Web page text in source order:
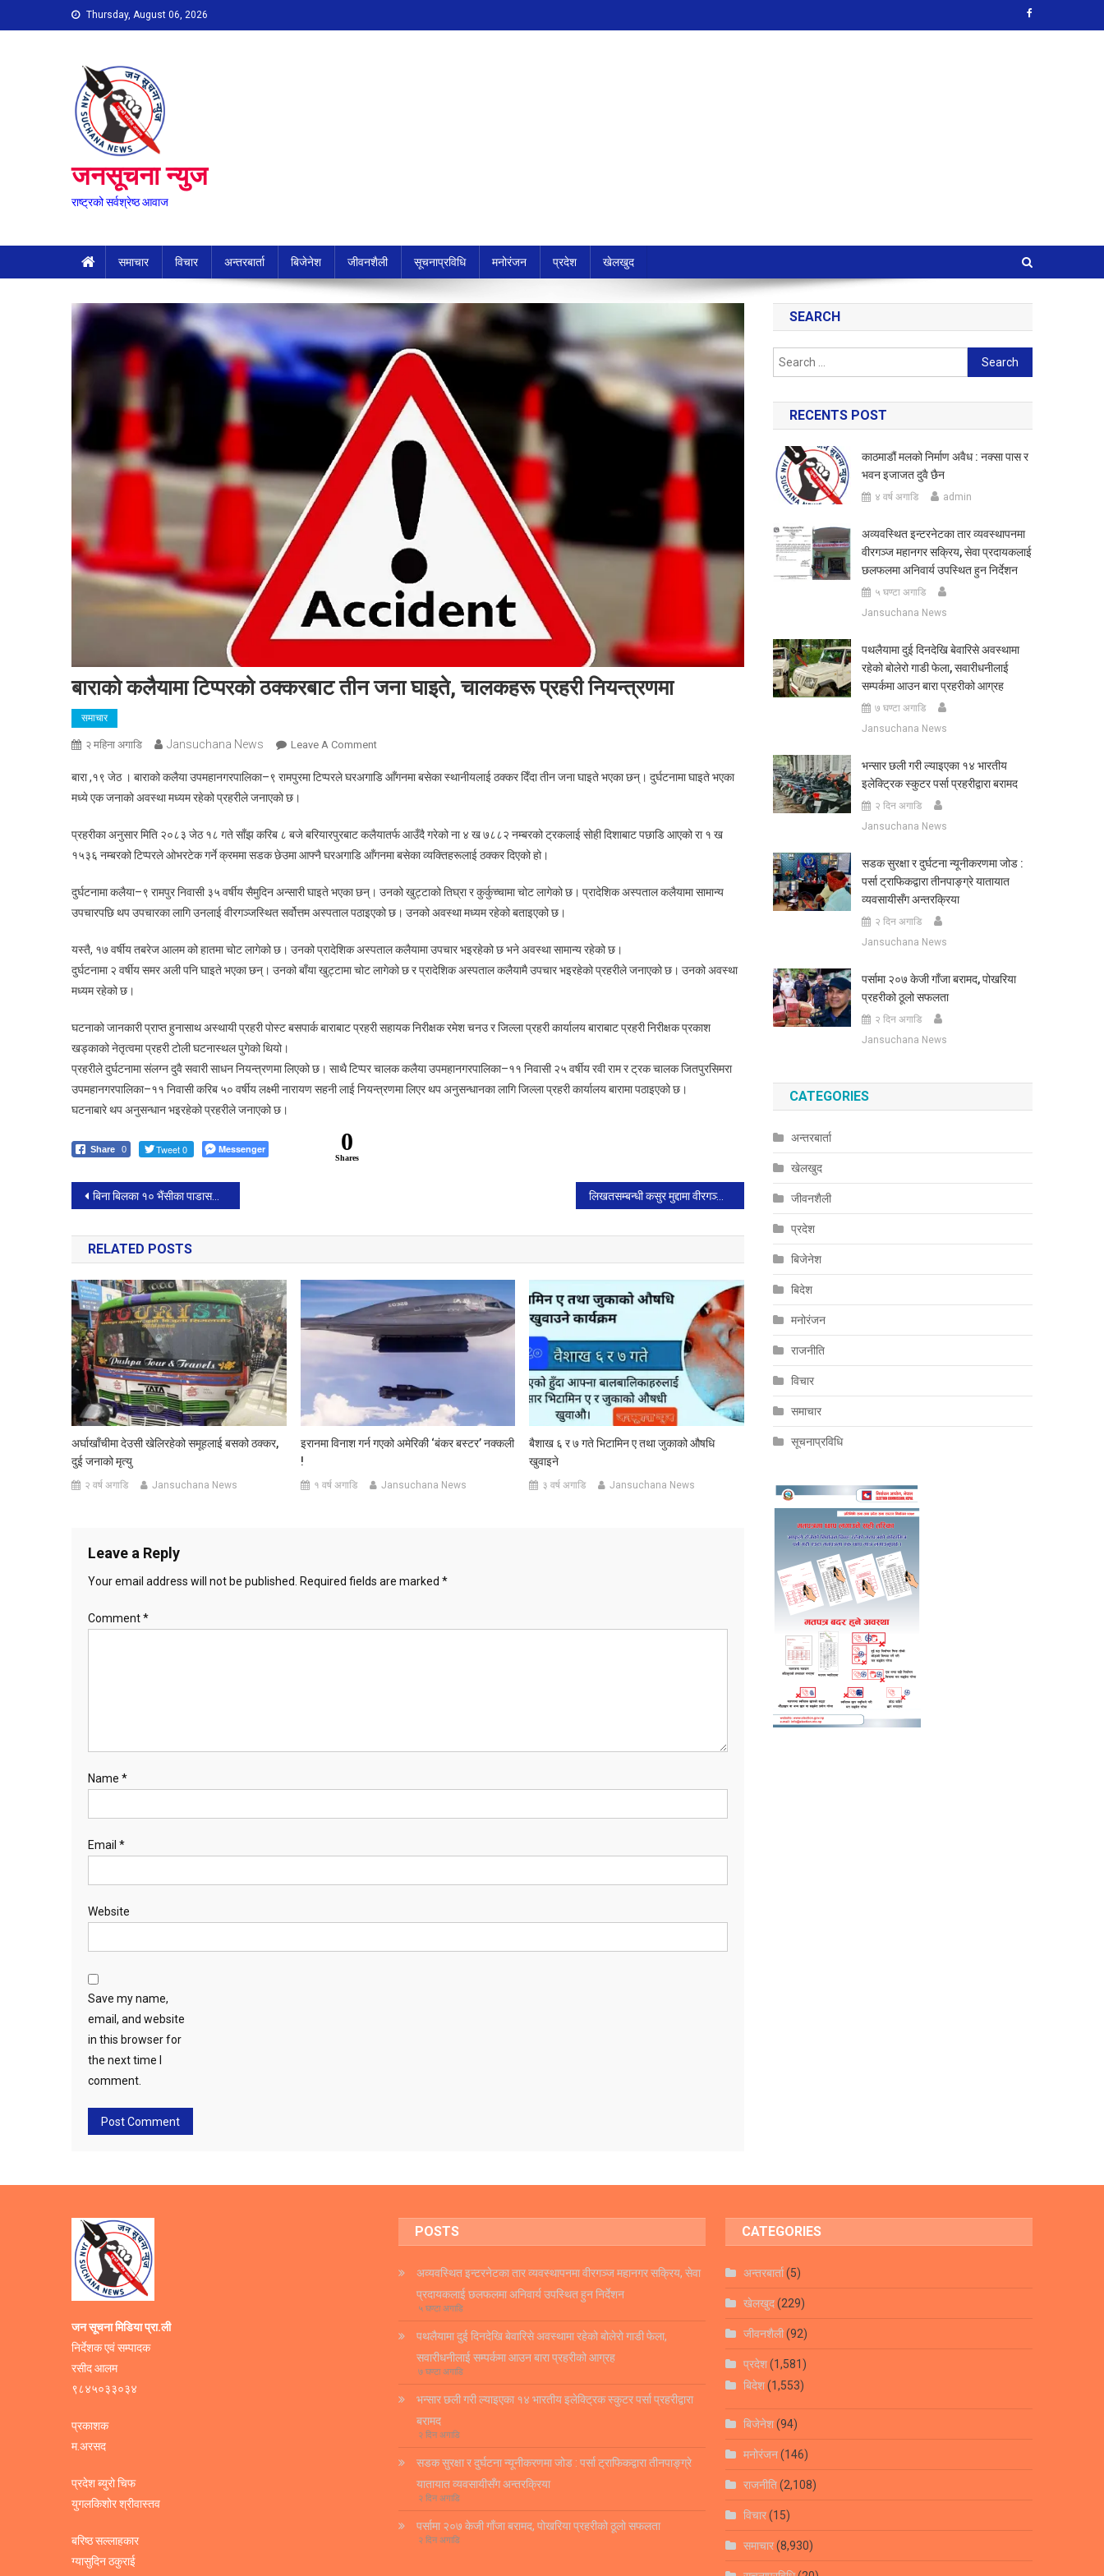
to
Thursday, August 06, 2026
जनसूचना न्युज
राष्ट्रको सर्वश्रेष्ठ आवाज
समाचार विचार अन्तरबार्ता बिजेनेश जीवनशैली सूचनाप्रविधि मनोरंजन प्रदेश खेलखुद
बाराको कलैयामा टिप्परको ठक्करबाट तीन जना घाइते, चालकहरू प्रहरी नियन्त्रणमा
समाचार
२ महिना अगाडि Jansuchana News Leave A CommentOn
कलैयामा
तीन
जना
चालकहरू
प्रहरी
बारा ,१९ जेठ । बाराको कलैया उपमहानगरपालिका–९ रामपुरमा टिप्परले घरअगाडि आँगनमा बसेका स्थानीयलाई ठक्कर दिँदा तीन जना घाइते भएका छन्। दुर्घटनामा घाइते भएका
मध्ये एक जनाको अवस्था मध्यम रहेको प्रहरीले जनाएको छ।
प्रहरीका अनुसार मिति २०८३ जेठ १८ गते साँझ करिब ८ बजे बरियारपुरबाट कलैयातर्फ आउँदै गरेको ना ४ ख ७८८२ नम्बरको ट्रकलाई सोही दिशाबाट पछाडि आएको रा १ ख
१५३६ नम्बरको टिप्परले ओभरटेक गर्ने क्रममा सडक छेउमा आफ्नै घरअगाडि आँगनमा बसेका व्यक्तिहरूलाई ठक्कर दिएको हो।
दुर्घटनामा कलैया–९ रामपुर निवासी ३५ वर्षीय सैमुदिन अन्सारी घाइते भएका छन्। उनको खुट्टाको तिघ्रा र कुर्कुच्चामा चोट लागेको छ। प्रादेशिक अस्पताल कलैयामा सामान्य
उपचारपछि थप उपचारका लागि उनलाई वीरगञ्जस्थित सर्वोत्तम अस्पताल पठाइएको छ। उनको अवस्था मध्यम रहेको बताइएको छ।
यस्तै, १७ वर्षीय तबरेज आलम को हातमा चोट लागेको छ। उनको प्रादेशिक अस्पताल कलैयामा उपचार भइरहेको छ भने अवस्था सामान्य रहेको छ।
दुर्घटनामा २ वर्षीय समर अली पनि घाइते भएका छन्। उनको बाँया खुट्टामा चोट लागेको छ र प्रादेशिक अस्पताल कलैयामै उपचार भइरहेको प्रहरीले जनाएको छ। उनको अवस्था
मध्यम रहेको छ।
घटनाको जानकारी प्राप्त हुनासाथ अस्थायी प्रहरी पोस्ट बसपार्क बाराबाट प्रहरी सहायक निरीक्षक रमेश चनउ र जिल्ला प्रहरी कार्यालय बाराबाट प्रहरी निरीक्षक प्रकाश
खड्काको नेतृत्वमा प्रहरी टोली घटनास्थल पुगेको थियो।
प्रहरीले दुर्घटनामा संलग्न दुवै सवारी साधन नियन्त्रणमा लिएको छ। साथै टिप्पर चालक कलैया उपमहानगरपालिका–११ निवासी २५ वर्षीय रवी राम र ट्रक चालक जितपुरसिमरा
उपमहानगरपालिका–११ निवासी करिब ५० वर्षीय लक्ष्मी नारायण सहनी लाई नियन्त्रणमा लिएर थप अनुसन्धानका लागि जिल्ला प्रहरी कार्यालय बारामा पठाइएको छ।
घटनाबारे थप अनुसन्धान भइरहेको प्रहरीले जनाएको छ।
Share 0 Tweet 0 Messenger 0
Shares
Post
navigation
बिना बिलका १० भैंसीका पाडासहित बोलेरो र तीन जना नियन्त्रणमा, भन्सार कार्यालय बुझाइयो लिखतसम्बन्धी कसुर मुद्दामा वीरगञ्ज महानगरपालिकाका मेयर राजेशमान सिंह पक्राउ
RELATED POSTS
अर्घाखाँचीमा देउसी खेलिरहेको समूहलाई बसको ठक्कर,
दुई जनाको मृत्यु
२ वर्ष अगाडि Jansuchana News
इरानमा विनाश गर्न गएको अमेरिकी ‘बंकर बस्टर’ नक्कली
!
१ वर्ष अगाडि Jansuchana News
बैशाख ६ र ७ गते भिटामिन ए तथा जुकाको औषधि
खुवाइने
३ वर्ष अगाडि Jansuchana News
Leave a Reply
Your email address will not be published. Required fields are marked *
Comment*
Name *
Email *
Website
Save my name,
email, and website
in this browser for
the next time I
comment.
SEARCH
Search
for:
RECENTS POST
काठमाडौं मलको निर्माण अवैध : नक्सा पास र
भवन इजाजत दुवै छैन
४ वर्ष अगाडि admin
अव्यवस्थित इन्टरनेटका तार व्यवस्थापनमा
वीरगञ्ज महानगर सक्रिय, सेवा प्रदायकलाई
छलफलमा अनिवार्य उपस्थित हुन निर्देशन
५ घण्टा अगाडि
Jansuchana News
पथलैयामा दुई दिनदेखि बेवारिसे अवस्थामा
रहेको बोलेरो गाडी फेला, सवारीधनीलाई
सम्पर्कमा आउन बारा प्रहरीको आग्रह
७ घण्टा अगाडि
Jansuchana News
भन्सार छली गरी ल्याइएका १४ भारतीय
इलेक्ट्रिक स्कुटर पर्सा प्रहरीद्वारा बरामद
२ दिन अगाडि
Jansuchana News
सडक सुरक्षा र दुर्घटना न्यूनीकरणमा जोड :
पर्सा ट्राफिकद्वारा तीनपाङ्ग्रे यातायात
व्यवसायीसँग अन्तरक्रिया
२ दिन अगाडि
Jansuchana News
पर्सामा २०७ केजी गाँजा बरामद, पोखरिया
प्रहरीको ठूलो सफलता
२ दिन अगाडि
Jansuchana News
CATEGORIES
अन्तरबार्ता
खेलखुद
जीवनशैली
प्रदेश
बिजेनेश
बिदेश
मनोरंजन
राजनीति
विचार
समाचार
सूचनाप्रविधि
जन सूचना मिडिया प्रा.ली
निर्देशक एवं सम्पादक
रसीद आलम
९८४५०३३०३४
प्रकाशक
म.अरसद
प्रदेश ब्युरो चिफ
युगलकिशोर श्रीवास्तव
बरिष्ठ सल्लाहकार
ग्यासुदिन ठकुराई
POSTS
अव्यवस्थित इन्टरनेटका तार व्यवस्थापनमा वीरगञ्ज महानगर सक्रिय, सेवा
प्रदायकलाई छलफलमा अनिवार्य उपस्थित हुन निर्देशन
५ घण्टा अगाडि
पथलैयामा दुई दिनदेखि बेवारिसे अवस्थामा रहेको बोलेरो गाडी फेला,
सवारीधनीलाई सम्पर्कमा आउन बारा प्रहरीको आग्रह
७ घण्टा अगाडि
भन्सार छली गरी ल्याइएका १४ भारतीय इलेक्ट्रिक स्कुटर पर्सा प्रहरीद्वारा
बरामद
२ दिन अगाडि
सडक सुरक्षा र दुर्घटना न्यूनीकरणमा जोड : पर्सा ट्राफिकद्वारा तीनपाङ्ग्रे
यातायात व्यवसायीसँग अन्तरक्रिया
२ दिन अगाडि
पर्सामा २०७ केजी गाँजा बरामद, पोखरिया प्रहरीको ठूलो सफलता
२ दिन अगाडि
CATEGORIES
अन्तरबार्ता(5)
खेलखुद(229)
जीवनशैली(92)
प्रदेश(1,581)
बिदेश(1,553)
बिजेनेश(94)
मनोरंजन(146)
राजनीति(2,108)
विचार(15)
समाचार(8,930)